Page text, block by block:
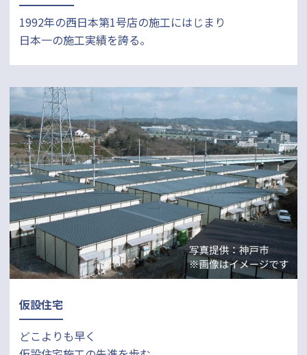
1992年の西日本第1号店の施工にはじまり
日本一の施工実績を誇る。
仮設住宅
どこよりも早く